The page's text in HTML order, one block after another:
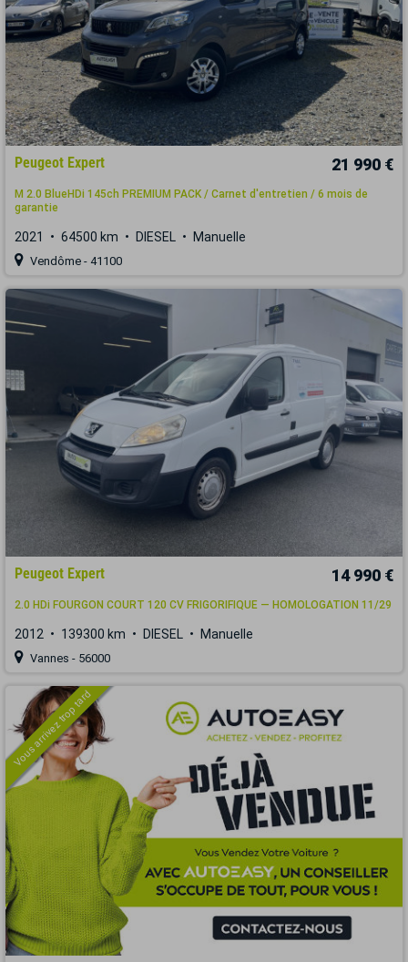
Peugeot Expert 21 990 €
M 2.0 BlueHDi 145ch PREMIUM PACK / Carnet d'entretien / 6 mois de
garantie
2021 64500 km DIESEL Manuelle
Vendôme - 41100
Peugeot Expert 14 990 €
2.0 HDi FOURGON COURT 120 CV FRIGORIFIQUE — HOMOLOGATION 11/29
2012 139300 km DIESEL Manuelle
Vannes - 56000
Vous arrivez trop tard